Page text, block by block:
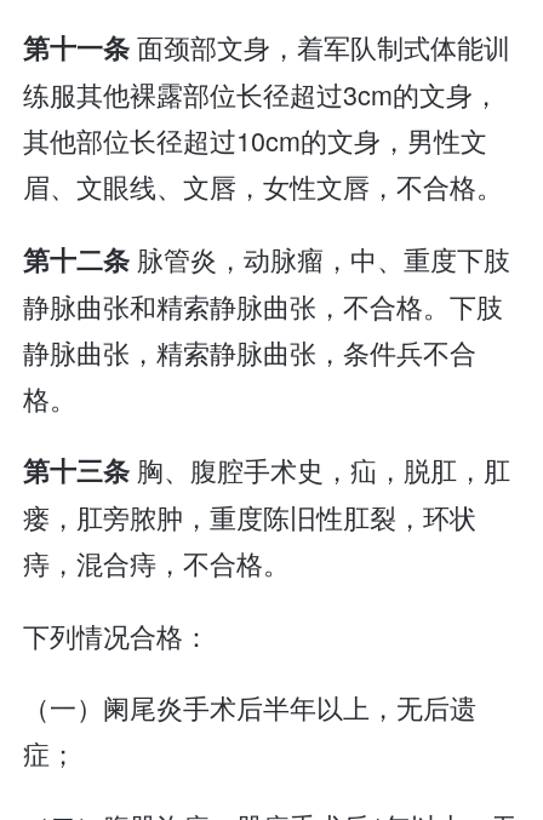
第十一条面颈部文身，着军队制式体能训
练服其他裸露部位长径超过3cm的文身，
其他部位长径超过10cm的文身，男性文
眉、文眼线、文唇，女性文唇，不合格。
第十二条 脉管炎，动脉瘤，中、重度下肢
静脉曲张和精索静脉曲张，不合格。下肢
静脉曲张，精索静脉曲张，条件兵不合
格。
第十三条 胸、腹腔手术史，疝，脱肛，肛
瘘，肛旁脓肿，重度陈旧性肛裂，环状
痔，混合痔，不合格。
下列情况合格：
（一）阑尾炎手术后半年以上，无后遗
症；